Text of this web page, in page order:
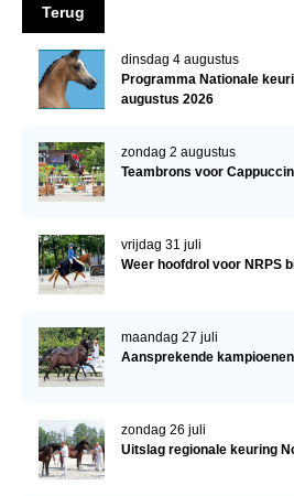
Regionale Keuringen
Late Veulenkeuring
Wereldkampioenschap Jonge
Evenementen
Veulenregistratie
Terug
dinsdag 4 augustus
Programma Nationale
augustus 2026
zondag 2 augustus
Teambrons voor
vrijdag 31 juli
Weer hoofdrol voor NRPS
maandag 27 juli
Aansprekende
zondag 26 juli
Uitslag regionale keuring